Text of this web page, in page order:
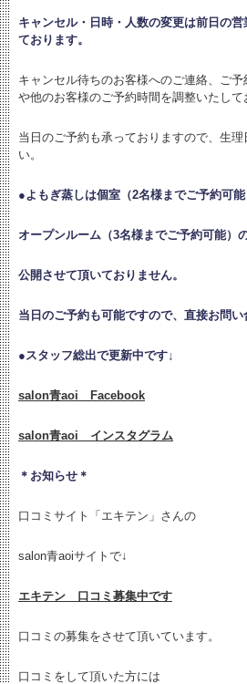
キャンセル・日時・人数の変更は前日の営
ております。
キャンセル待ちのお客様へのご連絡、ご
や他のお客様のご予約時間を調整いたして
当日のご予約も承っておりますので、生
い。
●よもぎ蒸しは個室（2名様までご予約可能
オープンルーム（3名様までご予約可能）
公開させて頂いておりません。
当日のご予約も可能ですので、直接お問い
●スタッフ総出で更新中です↓
salon青aoi Facebook
salon青aoi インスタグラム
＊お知らせ＊
口コミサイト「エキテン」さんの
salon青aoiサイトで↓
エキテン 口コミ募集中です
口コミの募集をさせて頂いています。
口コミをして頂いた方には